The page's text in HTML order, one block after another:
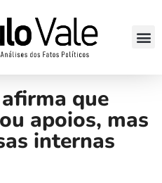
que
apoios, mas
internas